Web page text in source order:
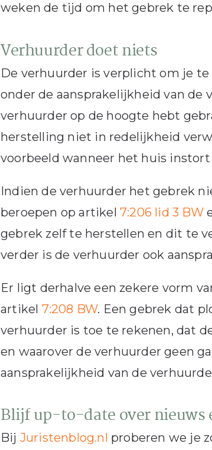
weken de tijd om het gebrek te
Verhuurder doet niets
De verhuurder is verplicht om je
onder de aansprakelijkheid van de
verhuurder op de hoogte hebt
herstelling niet in redelijkheid
voorbeeld wanneer het huis instort
Indien de verhuurder het gebrek
beroepen op artikel 7:206 lid 3 BW
gebrek zelf te herstellen en dit te
verder is de verhuurder ook
Er ligt derhalve een zekere vorm
artikel 7:208 BW. Een gebrek dat
verhuurder is toe te rekenen, dat
en waarover de verhuurder geen
aansprakelijkheid van de
Blijf up-to-date over nieuws
Bij Juristenblog.nl proberen we je